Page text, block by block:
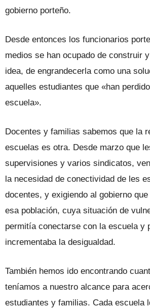
gobierno porteño.
Desde entonces los funcionarios
medios se han ocupado de construir
idea, de engrandecerla como una
aquelles estudiantes que «han
escuela».
Docentes y familias sabemos que la
escuelas es otra. Desde marzo que
supervisiones y varios sindicatos,
la necesidad de conectividad de les
docentes, y exigiendo al gobierno
esa población, cuya situación de
permitía conectarse con la escuela y
incrementaba la desigualdad.
También hemos ido encontrando
teníamos a nuestro alcance para
estudiantes y familias. Cada escuela